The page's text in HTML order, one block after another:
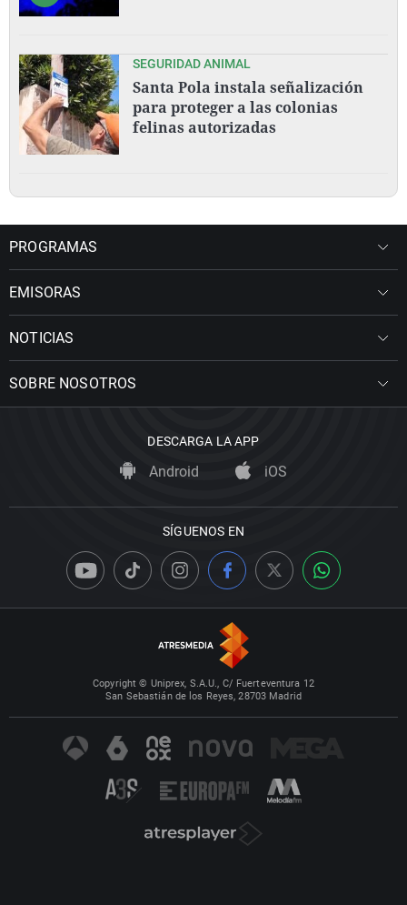
SEGURIDAD ANIMAL
Santa Pola instala señalización
para proteger a las colonias
felinas autorizadas
PROGRAMAS
EMISORAS
NOTICIAS
SOBRE NOSOTROS
DESCARGA LA APP
Android iOS
SÍGUENOS EN
Copyright © Uniprex, S.A.U., C/ Fuerteventura 12
San Sebastián de los Reyes, 28703 Madrid